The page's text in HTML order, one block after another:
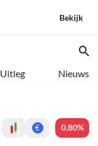
Bekijk
Uitleg Nieuws
€ 0,80%